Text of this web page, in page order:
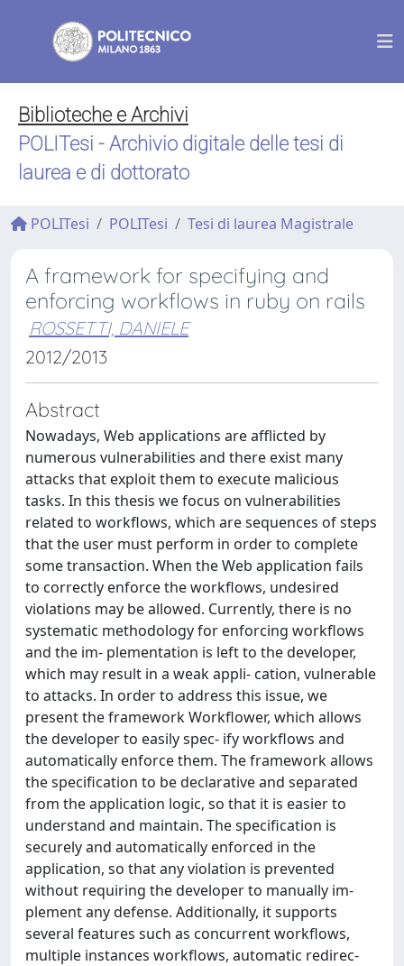
Biblioteche e Archivi
POLITesi - Archivio digitale delle tesi di
laurea e di dottorato
POLITesi POLITesi Tesi di laurea Magistrale
A framework for specifying and
enforcing workflows in ruby on rails
ROSSETTI, DANIELE
2012/2013
Abstract
Nowadays, Web applications are afflicted by
numerous vulnerabilities and there exist many
attacks that exploit them to execute malicious
tasks. In this thesis we focus on vulnerabilities
related to workflows, which are sequences of steps
that the user must perform in order to complete
some transaction. When the Web application fails
to correctly enforce the workflows, undesired
violations may be allowed. Currently, there is no
systematic methodology for enforcing workflows
and the im- plementation is left to the developer,
which may result in a weak appli- cation, vulnerable
to attacks. In order to address this issue, we
present the framework Workflower, which allows
the developer to easily spec- ify workflows and
automatically enforce them. The framework allows
the specification to be declarative and separated
from the application logic, so that it is easier to
understand and maintain. The specification is
securely and automatically enforced in the
application, so that any violation is prevented
without requiring the developer to manually im-
plement any defense. Additionally, it supports
several features such as concurrent workflows,
multiple instances workflows, automatic redirec-